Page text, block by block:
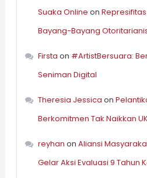
Suaka Online on
Bayang-Bayang
Firsta on #ArtistBersuara:
Seniman Digital
Theresia Jessica on
Berkomitmen Tak Naikkan
reyhan on Aliansi
Gelar Aksi Evaluasi 9 Tahun